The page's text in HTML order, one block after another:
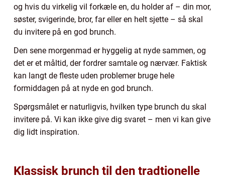
og hvis du virkelig vil forkæle en, du holder af – din mor,
søster, svigerinde, bror, far eller en helt sjette – så skal
du invitere på en god brunch.
Den sene morgenmad er hyggelig at nyde sammen, og
det er et måltid, der fordrer samtale og nærvær. Faktisk
kan langt de fleste uden problemer bruge hele
formiddagen på at nyde en god brunch.
Spørgsmålet er naturligvis, hvilken type brunch du skal
invitere på. Vi kan ikke give dig svaret – men vi kan give
dig lidt inspiration.
Klassisk brunch til den tradtionelle